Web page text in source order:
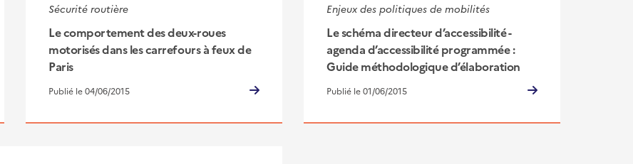
Sécurité routière
Le comportement des deux-roues
motorisés dans les carrefours à feux de
Paris
Publié le 04/06/2015
Enjeux des politiques de mobilités
Le schéma directeur d’accessibilité -
agenda d’accessibilité programmée :
Guide méthodologique d’élaboration
Publié le 01/06/2015